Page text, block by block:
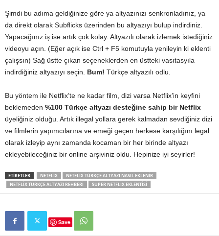
Şimdi bu adıma geldiğinize göre ya altyazınızı senkronladınız, ya
da direkt olarak Subflicks üzerinden bu altyazıyı bulup indirdiniz.
Yapacağınız iş ise artık çok kolay. Altyazılı olarak izlemek istediğiniz
videoyu açın. (Eğer açık ise Ctrl + F5 komutuyla yenileyin ki eklenti
çalışsın) Sağ üstte çıkan seçeneklerden en üstteki vasıtasyıla
indirdiğiniz altyazıyı seçin. Bum! Türkçe altyazılı odlu.
Bu yöntem ile Netflix’te ne kadar film, dizi varsa Netflix’in keyfini
beklemeden %100 Türkçe altyazı desteğine sahip bir Netflix
üyeliğiniz olduğu. Artık illegal yollara gerek kalmadan sevdiğiniz dizi
ve filmlerin yapımcılarına ve emeği geçen herkese karşılığını legal
olarak izleyip aynı zamanda kocaman bir her birinde altyazı
ekleyebileceğiniz bir online arşiviniz oldu. Hepinize iyi seyirler!
ETIKETLER NETFLIX
NETFLIX TÜRKÇE ALTYAZI NASIL EKLENIR
NETFLIX TÜRKÇE ALTYAZI REHBERI
SUPER NETFLIX EKLENTISI
Save